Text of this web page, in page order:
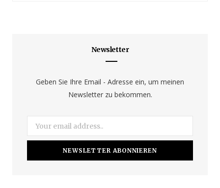
k
a
g
r
a
Newsletter
Geben Sie Ihre Email - Adresse ein, um meinen
Newsletter zu bekommen.